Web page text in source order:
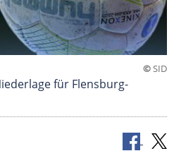
©SID
für Flensburg-